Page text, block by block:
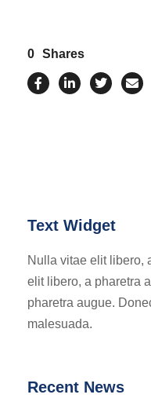
0 Shares
Text Widget
Nulla vitae elit libero,
elit libero, a pharetra
pharetra augue.
malesuada.
Recent News